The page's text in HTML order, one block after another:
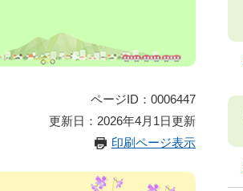
ページID：0006447
更新日：2026年4月1日更新
印刷ページ表示